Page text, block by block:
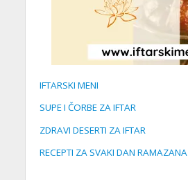
IFTARSKI MENI
SUPE I ČORBE ZA IFTAR
ZDRAVI DESERTI ZA IFTAR
RECEPTI ZA SVAKI DAN RAMAZANA